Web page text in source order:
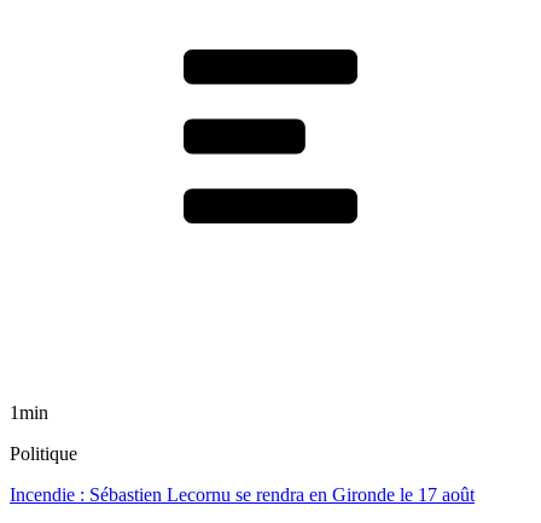
1min
Politique
Incendie : Sébastien Lecornu se rendra en Gironde le 17 août